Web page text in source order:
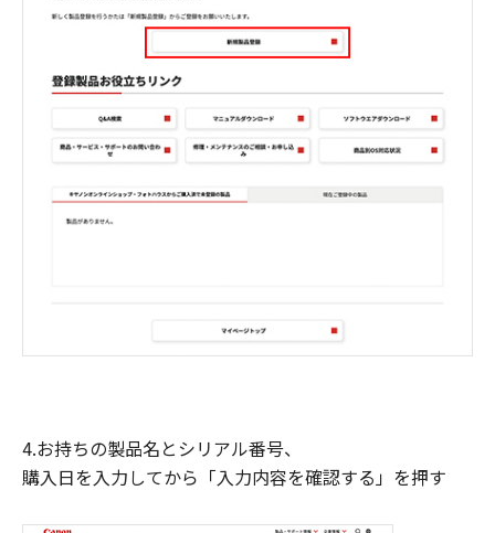
4.お持ちの製品名とシリアル番号、
購入日を入力してから「入力内容を確認する」を押す